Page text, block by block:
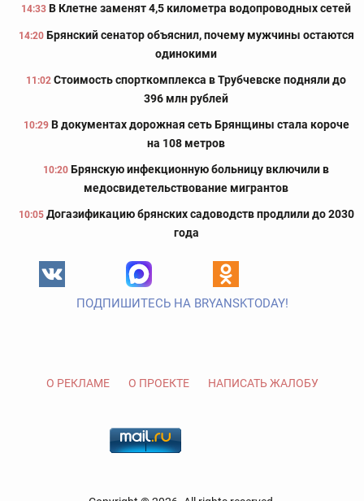
14:33 В Клетне заменят 4,5 километра водопроводных сетей
14:20 Брянский сенатор объяснил, почему мужчины остаются
одинокими
11:02 Стоимость спорткомплекса в Трубчевске подняли до
396 млн рублей
10:29 В документах дорожная сеть Брянщины стала короче
на 108 метров
10:20 Брянскую инфекционную больницу включили в
медосвидетельствование мигрантов
10:05 Догазификацию брянских садоводств продлили до 2030
года
ПОДПИШИТЕСЬ НА BRYANSKTODAY!
О РЕКЛАМЕ О ПРОЕКТЕ НАПИСАТЬ ЖАЛОБУ